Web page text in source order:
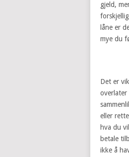
gjeld,
låne er
mye du
Det er
overlater
eller
hva du
betale
ikke å